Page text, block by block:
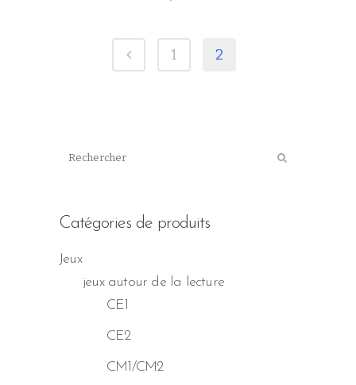
1 2
Catégories de produits
Jeux
jeux autour de la lecture
CE1
CE2
CM1/CM2